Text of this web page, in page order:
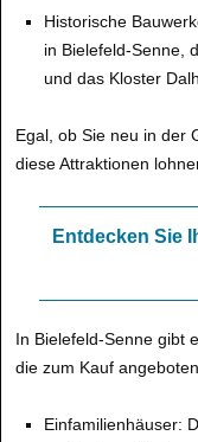
Historische
in Bielefeld-Senne,
und das Kloster
Egal, ob Sie neu in der
diese Attraktionen
Entdecken Sie
In Bielefeld-Senne gibt
die zum Kauf
Einfamilienhäuser: